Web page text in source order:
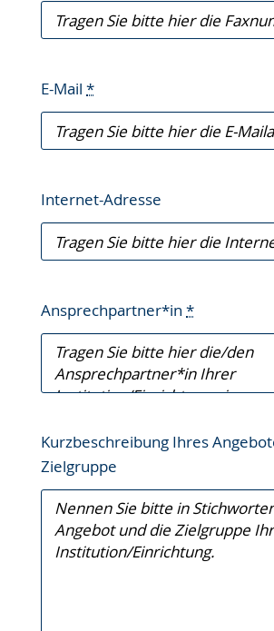
E-Mail *
Internet-Adresse
Ansprechpartner*in *
Kurzbeschreibung Ihres
Zielgruppe